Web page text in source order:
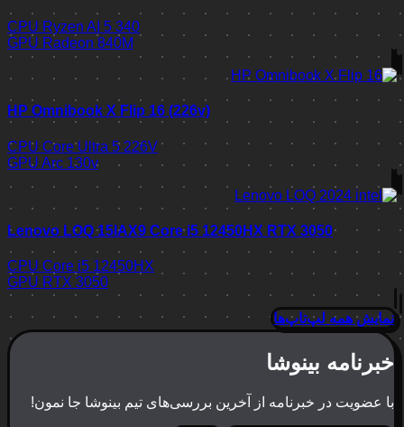
CPU Ryzen AI 5 340
GPU Radeon 840M
HP Omnibook X Flip 16 (226v)
CPU Core Ultra 5 226V
GPU Arc 130v
Lenovo LOQ 15IAX9 Core i5 12450HX RTX 3050
CPU Core i5 12450HX
GPU RTX 3050
نمایش همه لپ‌تاپ‌ها
خبرنامه بینوشا
با عضویت در خبرنامه از آخرین بررسی‌های تیم بینوشا جا نمون!